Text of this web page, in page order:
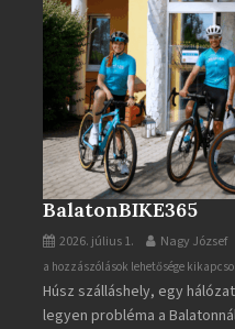
BalatonBIKE365
2026. július 1. Nagy József
BalatonBIKE365
bejegyzéshez
a hozzászólások lehetősége
Húsz szálláshely, egy
legyen probléma a